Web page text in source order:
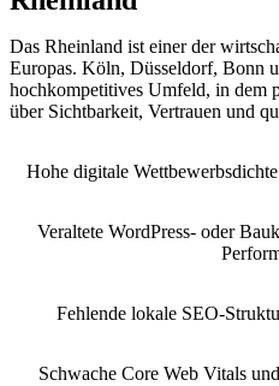
Das Rheinland ist einer der
Europas. Köln, Düsseldorf, Bonn
hochkompetitives Umfeld, in dem
über Sichtbarkeit, Vertrauen und
Hohe digitale
Veraltete WordPress- oder
Fehlende lokale SEO-
Schwache Core Web Vitals